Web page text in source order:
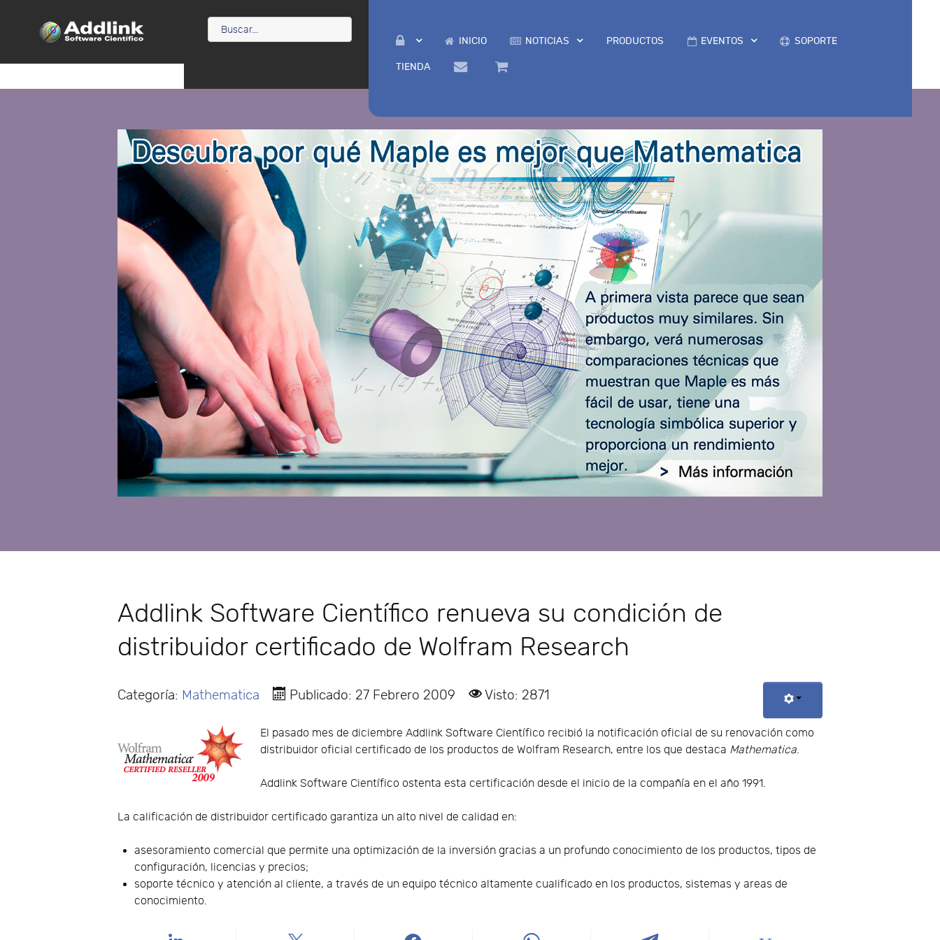
INICIO NOTICIAS PRODUCTOS EVENTOS SOPORTE
TIENDA
Addlink Software Científico renueva su condición de
distribuidor certificado de Wolfram Research
Categoría: Mathematica Publicado: 27 Febrero 2009 Visto: 2871
El pasado mes de diciembre Addlink Software Científico recibió la notificación oficial de su renovación como
distribuidor oficial certificado de los productos de Wolfram Research, entre los que destaca Mathematica.
Addlink Software Científico ostenta esta certificación desde el inicio de la compañía en el año 1991.
La calificación de distribuidor certificado garantiza un alto nivel de calidad en:
asesoramiento comercial que permite una optimización de la inversión gracias a un profundo conocimiento de los productos, tipos de
configuración, licencias y precios;
soporte técnico y atención al cliente, a través de un equipo técnico altamente cualificado en los productos, sistemas y areas de
conocimiento.